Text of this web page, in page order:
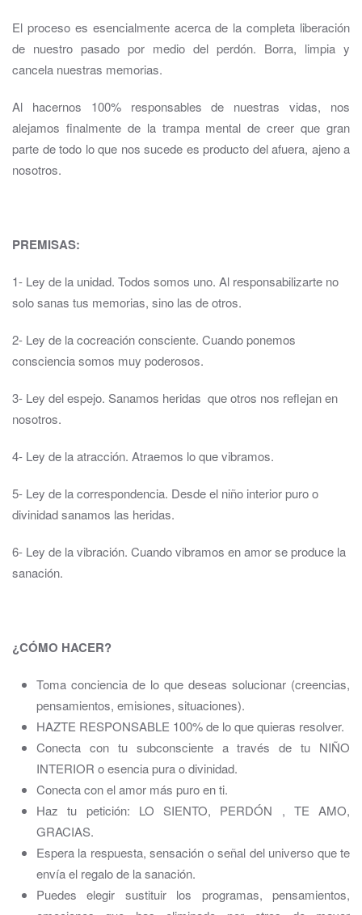
El proceso es esencialmente acerca de la completa liberación
de nuestro pasado por medio del perdón. Borra, limpia y
cancela nuestras memorias.
Al hacernos 100% responsables de nuestras vidas, nos
alejamos finalmente de la trampa mental de creer que gran
parte de todo lo que nos sucede es producto del afuera, ajeno a
nosotros.
PREMISAS:
1- Ley de la unidad. Todos somos uno. Al responsabilizarte no
solo sanas tus memorias, sino las de otros.
2- Ley de la cocreación consciente. Cuando ponemos
consciencia somos muy poderosos.
3- Ley del espejo. Sanamos heridas que otros nos reflejan en
nosotros.
4- Ley de la atracción. Atraemos lo que vibramos.
5- Ley de la correspondencia. Desde el niño interior puro o
divinidad sanamos las heridas.
6- Ley de la vibración. Cuando vibramos en amor se produce la
sanación.
¿CÓMO HACER?
Toma conciencia de lo que deseas solucionar (creencias,
pensamientos, emisiones, situaciones).
HAZTE RESPONSABLE 100% de lo que quieras resolver.
Conecta con tu subconsciente a través de tu NIÑO
INTERIOR o esencia pura o divinidad.
Conecta con el amor más puro en ti.
Haz tu petición: LO SIENTO, PERDÓN , TE AMO,
GRACIAS.
Espera la respuesta, sensación o señal del universo que te
envía el regalo de la sanación.
Puedes elegir sustituir los programas, pensamientos,